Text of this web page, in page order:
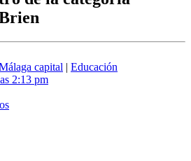
capital | Educación
2:13 pm